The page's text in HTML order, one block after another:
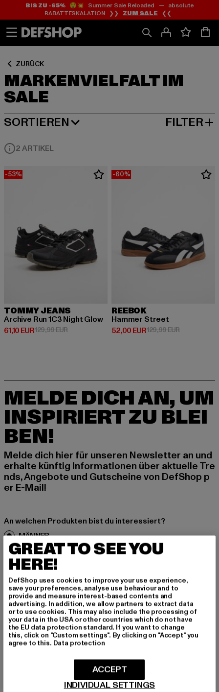
Zum
Inhalt
springen
Zum
Fußzeile
springen
BIS ZU -65%😲💥 Summer Sale Reloaded — absolute
RABATTESKALATION ❯❯ ZUM SALE ❮❮
ZURÜCK
MARKENVIELFALT IM
SALE
Zum
Produktraster
springen
SORTIEREN
BELIEBTESTE FILTER
2 ARTIKEL
-53%
TOMMY JEANS
Archive Run 1C3 Night Glow
61,10 EUR
Derzeitiger Preis: 61,10 EUR
129,99 EURAktionspreis: 129,99 EUR
-60%
REEBOK
Hammer Street
52,00 EUR
Derzeitiger Preis: 52,00 EUR
129,99 EURAktionspreis:
MELDE DICH AN, UM
INSPIRIERT ZU BLEI
BEN!
Melde dich hier für unseren Newsletter an und
erhalte künftig Informationen über aktuelle Tre
nds, Angebote und Gutscheine von DefShop p
er E-Mail!
An welchen Produkten bist du interessiert?
MÄNNER
FRAUEN
E-MAIL
ANMELDEN
Informationen dazu, wie DefShop mit Deinen Daten umgeht, findest Du
in unserer Datenschutzerklärung. Du kannst Dich jederzeit kostenfei
abmelden.Datenschutzerklärung lesen.
Play market
GREAT TO SEE YOU
HERE!
DefShop uses cookies to improve your use experience,
save your preferences, analyse use behaviour and to
provide and measure interest-based contents and
advertising. In addition, we allow partners to extract data
or to use cookies. This may also include the processing of
your data in the USA or other countries which do not have
the EU data protection standard. If you want to change
this, click on "Custom settings". By clicking on "Accept" you
agree to this. Data protection
INDIVIDUAL SETTINGS
ACCEPT